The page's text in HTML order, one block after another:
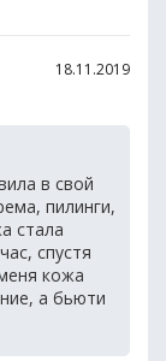
18.11.2019
в свой
пилинги,
стала
спустя
кожа
а бьюти